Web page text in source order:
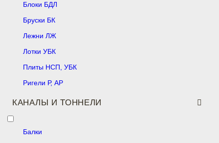
Блоки БДЛ
Бруски БК
Лежни ЛЖ
Лотки УБК
Плиты НСП, УБК
Ригели Р, АР
КАНАЛЫ И ТОННЕЛИ
Балки